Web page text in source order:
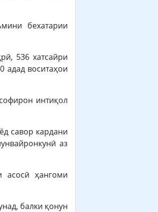
бехатарии
536 хатсайри
адад воситаҳои
интиқол
савор кардани
аз
ҳангоми
балки қонун